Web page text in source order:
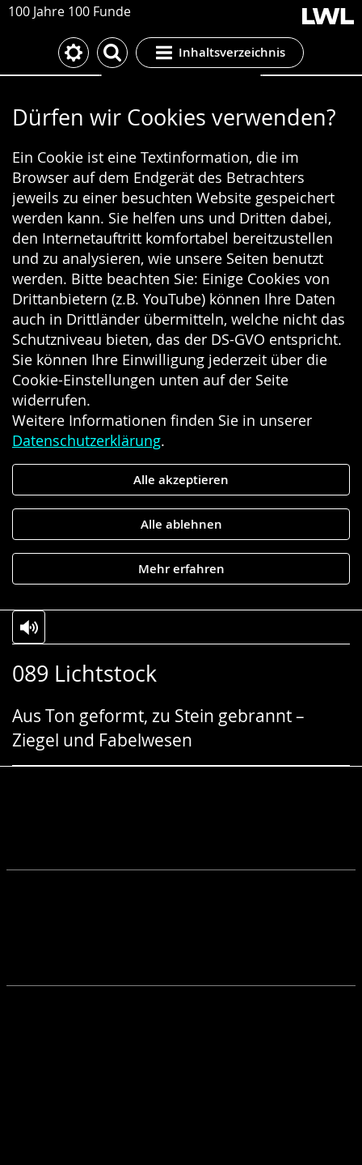
100 Jahre 100 Funde
Inhaltsverzeichnis
Cookie-Einstellungen
Dürfen wir Cookies verwenden?
Ein Cookie ist eine Textinformation, die im
Browser auf dem Endgerät des Betrachters
jeweils zu einer besuchten Website gespeichert
werden kann. Sie helfen uns und Dritten dabei,
den Internetauftritt komfortabel bereitzustellen
und zu analysieren, wie unsere Seiten benutzt
werden. Bitte beachten Sie: Einige Cookies von
Drittanbietern (z.B. YouTube) können Ihre Daten
auch in Drittländer übermitteln, welche nicht das
Schutzniveau bieten, das der DS-GVO entspricht.
Sie können Ihre Einwilligung jederzeit über die
Cookie-Einstellungen unten auf der Seite
widerrufen.
Weitere Informationen finden Sie in unserer
Datenschutzerklärung.
Alle akzeptieren
Alle ablehnen
Mehr erfahren
089 Lichtstock
Aus Ton geformt, zu Stein gebrannt –
Ziegel und Fabelwesen
Leichten
wechseln.
Audio-
Video
Deutscher
Gebärdensprache
wird